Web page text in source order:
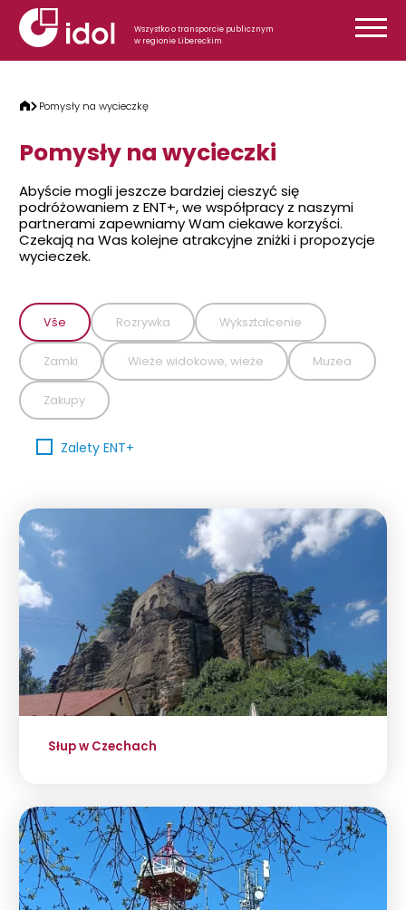
Przejdź do treści
Wszystko o transporcie publicznym
w regionie Libereckim
Pomysły na wycieczkę
Pomysły na wycieczki
Abyście mogli jeszcze bardziej cieszyć się
podróżowaniem z ENT+, we współpracy z naszymi
partnerami zapewniamy Wam ciekawe korzyści.
Czekają na Was kolejne atrakcyjne zniżki i propozycje
wycieczek.
Vše Rozrywka Wykształcenie
Zamki Wieże widokowe, wieże Muzea
Zakupy
Zalety ENT+
Słup w Czechach